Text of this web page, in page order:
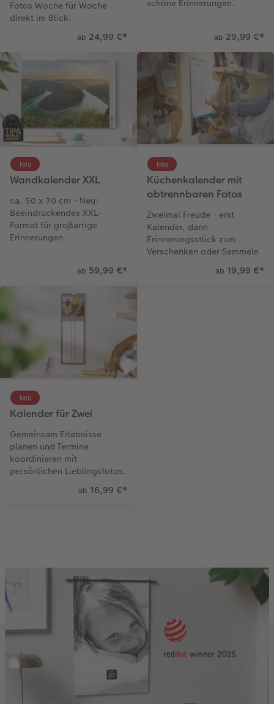
Fotos Woche für Woche
direkt im Blick.
ab 24,99 €*
schöne Erinnerungen.
ab 29,99 €*
Wandkalender XXL
ca. 50 x 70 cm - Neu:
Beeindruckendes XXL-
Format für großartige
Erinnerungen
Neu
ab 59,99 €*
Küchenkalender mit
abtrennbaren Fotos
Zweimal Freude - erst
Kalender, dann
Erinnerungsstück zum
Verschenken oder Sammeln
Neu
ab 19,99 €*
Kalender für Zwei
Gemeinsam Erlebnisse
planen und Termine
koordinieren mit
persönlichen Lieblingsfotos.
Neu
ab 16,99 €*